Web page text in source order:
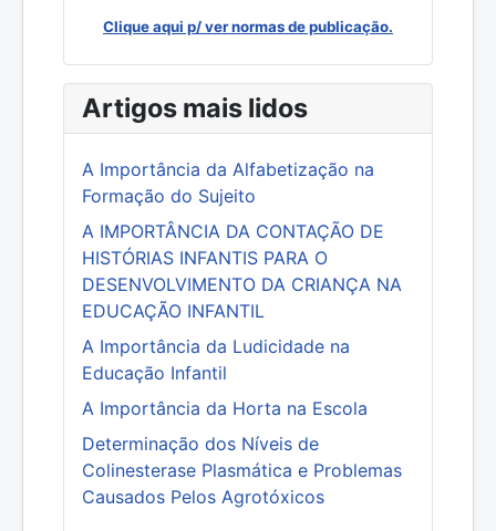
Clique aqui p/ ver normas de publicação.
Artigos mais lidos
A Importância da Alfabetização na
Formação do Sujeito
A IMPORTÂNCIA DA CONTAÇÃO DE
HISTÓRIAS INFANTIS PARA O
DESENVOLVIMENTO DA CRIANÇA NA
EDUCAÇÃO INFANTIL
A Importância da Ludicidade na
Educação Infantil
A Importância da Horta na Escola
Determinação dos Níveis de
Colinesterase Plasmática e Problemas
Causados Pelos Agrotóxicos